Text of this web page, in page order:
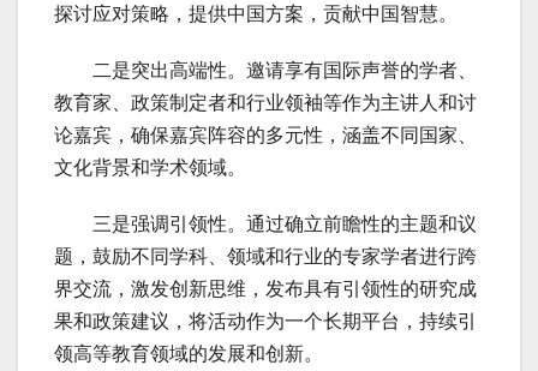
探讨应对策略，提供中国方案，贡献中国智慧。
二是突出高端性。邀请享有国际声誉的学者、
教育家、政策制定者和行业领袖等作为主讲人和讨
论嘉宾，确保嘉宾阵容的多元性，涵盖不同国家、
文化背景和学术领域。
三是强调引领性。通过确立前瞻性的主题和议
题，鼓励不同学科、领域和行业的专家学者进行跨
界交流，激发创新思维，发布具有引领性的研究成
果和政策建议，将活动作为一个长期平台，持续引
领高等教育领域的发展和创新。